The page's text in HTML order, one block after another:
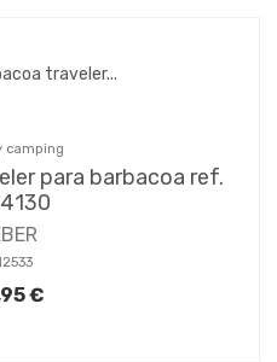
camping
para barbacoa ref.
€